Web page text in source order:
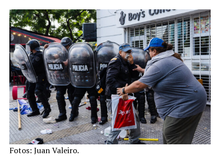
Fotos: Juan Valeiro.